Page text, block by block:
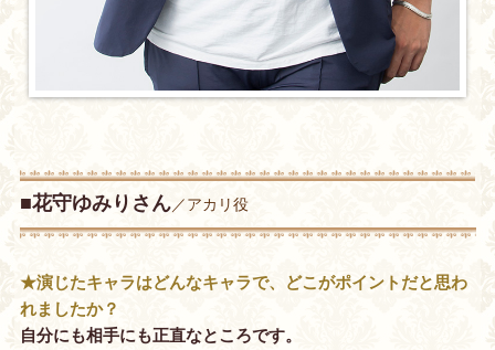
■花守ゆみりさん／アカリ役
★演じたキャラはどんなキャラで、どこがポイントだと思わ
れましたか？
自分にも相手にも正直なところです。